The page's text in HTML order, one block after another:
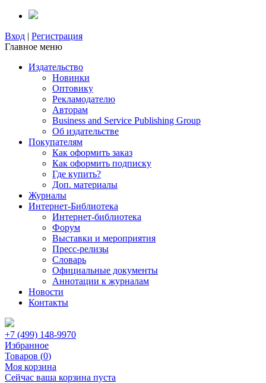
Вход | Регистрация
Главное меню
Издательство
Новинки
Оптовику
Рекламодателю
Авторам
Business and Service Publishing Group
Об издательстве
Покупателям
Как оформить заказ
Как оформить подписку
Где купить?
Доп. материалы
Журналы
Интернет-Библиотека
Интернет-библиотека
Форум
Выставки и мероприятия
Пресс-релизы
Словарь
Официальные документы
Аннотации к журналам
Новости
Контакты
+7 (499) 148-9970
Избранное
Товаров (0)
Моя корзина
Сейчас ваша корзина пуста